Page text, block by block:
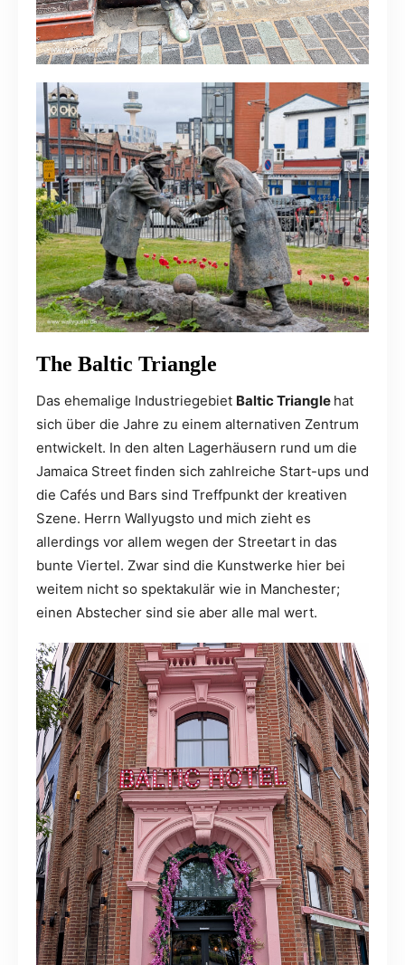
The Baltic Triangle
Das ehemalige Industriegebiet Baltic Triangle hat
sich über die Jahre zu einem alternativen Zentrum
entwickelt. In den alten Lagerhäusern rund um die
Jamaica Street finden sich zahlreiche Start-ups und
die Cafés und Bars sind Treffpunkt der kreativen
Szene. Herrn Wallyugsto und mich zieht es
allerdings vor allem wegen der Streetart in das
bunte Viertel. Zwar sind die Kunstwerke hier bei
weitem nicht so spektakulär wie in Manchester;
einen Abstecher sind sie aber alle mal wert.